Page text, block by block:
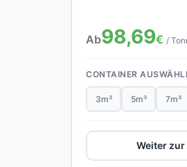
Ab98,69€ /
CONTAINER
3m³ 5m³ 7m³
Weiter